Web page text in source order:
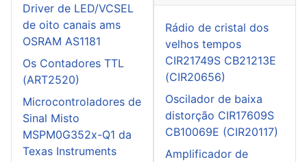
Driver de LED/VCSEL
de oito canais ams
OSRAM AS1181
Os Contadores TTL
(ART2520)
Microcontroladores de
Sinal Misto
MSPM0G352x-Q1 da
Texas Instruments
Rádio de cristal dos
velhos tempos
CIR21749S CB21213E
(CIR20656)
Oscilador de baixa
distorção CIR17609S
CB10069E (CIR20117)
Amplificador de